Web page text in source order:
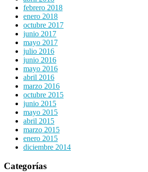
febrero 2018
enero 2018
octubre 2017
junio 2017
mayo 2017
julio 2016
junio 2016
mayo 2016
abril 2016
marzo 2016
octubre 2015
junio 2015
mayo 2015
abril 2015
marzo 2015
enero 2015
diciembre 2014
Categorías